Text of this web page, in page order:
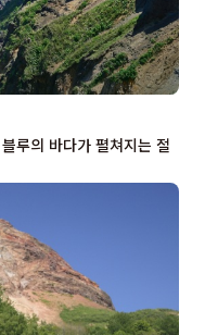
루의 바다가 펼쳐지는 절